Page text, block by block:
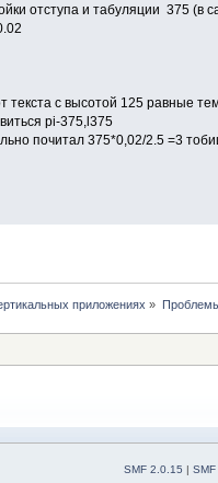
отступа и табуляции 375
текста с высотой 125 равные
pi-375,l375
почитал 375*0,02/2.5 =3
приложениях »
SMF 2.0.15 |